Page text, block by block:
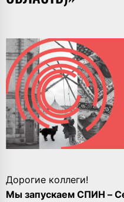
Дорогие коллеги!
Мы запускаем СПИН –